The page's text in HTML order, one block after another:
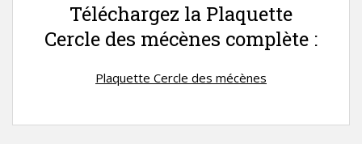
Téléchargez la Plaquette
Cercle des mécènes complète :
Plaquette Cercle des mécènes